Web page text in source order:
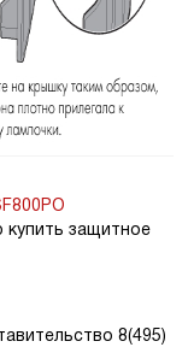
защитное
8(495)